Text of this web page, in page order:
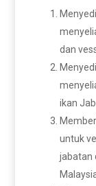
dan
ikan
untuk
jabatan